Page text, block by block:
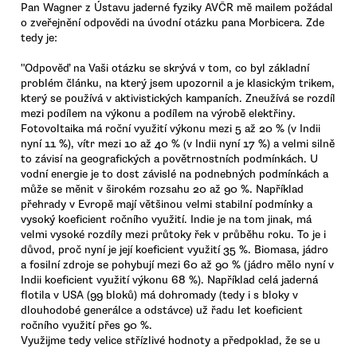
Pan Wagner z Ústavu jaderné fyziky AVČR mě mailem požádal
o zveřejnění odpovědi na úvodní otázku pana Morbicera. Zde
tedy je:
"Odpověď na Vaši otázku se skrývá v tom, co byl základní
problém článku, na který jsem upozornil a je klasickým trikem,
který se používá v aktivistických kampaních. Zneužívá se rozdíl
mezi podílem na výkonu a podílem na výrobě elektřiny.
Fotovoltaika má roční využití výkonu mezi 5 až 20 % (v Indii
nyní 11 %), vítr mezi 10 až 40 % (v Indii nyní 17 %) a velmi silně
to závisí na geografických a povětrnostních podmínkách. U
vodní energie je to dost závislé na podnebných podmínkách a
může se měnit v širokém rozsahu 20 až 90 %. Například
přehrady v Evropě mají většinou velmi stabilní podmínky a
vysoký koeficient ročního využití. Indie je na tom jinak, má
velmi vysoké rozdíly mezi průtoky řek v průběhu roku. To je i
důvod, proč nyní je její koeficient využití 35 %. Biomasa, jádro
a fosilní zdroje se pohybují mezi 60 až 90 % (jádro mělo nyní v
Indii koeficient využití výkonu 68 %). Například celá jaderná
flotila v USA (99 bloků) má dohromady (tedy i s bloky v
dlouhodobé generálce a odstávce) už řadu let koeficient
ročního využití přes 90 %.
Využijme tedy velice střízlivé hodnoty a předpoklad, že se u